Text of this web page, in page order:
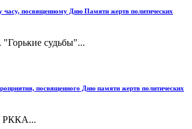
часу, посвященному Дню Памяти жертв политических
"Горькие судьбы"...
посвященного Дню памяти жертв политических
РККА...